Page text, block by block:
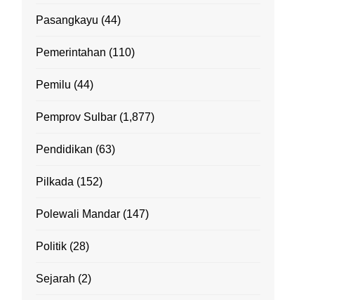
Pasangkayu (44)
Pemerintahan (110)
Pemilu (44)
Pemprov Sulbar (1,877)
Pendidikan (63)
Pilkada (152)
Polewali Mandar (147)
Politik (28)
Sejarah (2)